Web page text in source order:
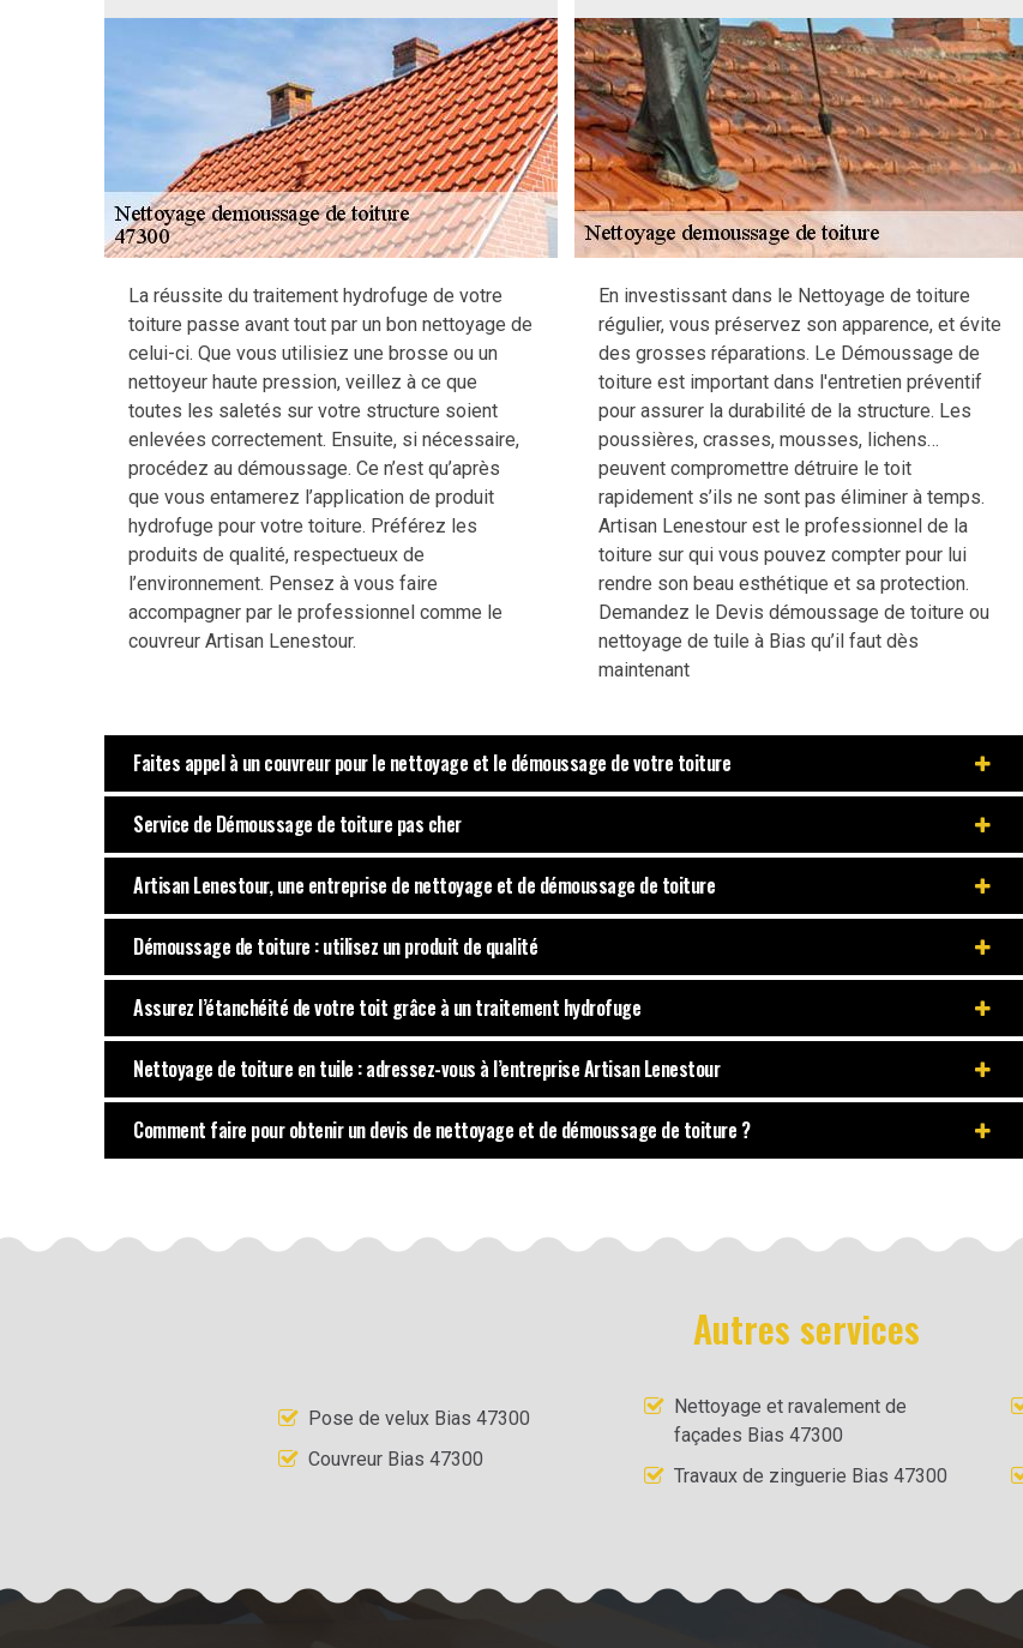
La réussite du traitement hydrofuge de votre
toiture passe avant tout par un bon nettoyage de
celui-ci. Que vous utilisiez une brosse ou un
nettoyeur haute pression, veillez à ce que
toutes les saletés sur votre structure soient
enlevées correctement. Ensuite, si nécessaire,
procédez au démoussage. Ce n’est qu’après
que vous entamerez l’application de produit
hydrofuge pour votre toiture. Préférez les
produits de qualité, respectueux de
l’environnement. Pensez à vous faire
accompagner par le professionnel comme le
couvreur Artisan Lenestour.
En investissant dans le Nettoyage de toiture
régulier, vous préservez son apparence, et évite
des grosses réparations. Le Démoussage de
toiture est important dans l'entretien préventif
pour assurer la durabilité de la structure. Les
poussières, crasses, mousses, lichens…
peuvent compromettre détruire le toit
rapidement s’ils ne sont pas éliminer à temps.
Artisan Lenestour est le professionnel de la
toiture sur qui vous pouvez compter pour lui
rendre son beau esthétique et sa protection.
Demandez le Devis démoussage de toiture ou
nettoyage de tuile à Bias qu’il faut dès
maintenant
Faites appel à un couvreur pour le nettoyage et le démoussage de votre toiture
Service de Démoussage de toiture pas cher
Artisan Lenestour, une entreprise de nettoyage et de démoussage de toiture
Démoussage de toiture : utilisez un produit de qualité
Assurez l’étanchéité de votre toit grâce à un traitement hydrofuge
Nettoyage de toiture en tuile : adressez-vous à l’entreprise Artisan Lenestour
Comment faire pour obtenir un devis de nettoyage et de démoussage de toiture ?
Autres services
Pose de velux Bias 47300
Couvreur Bias 47300
Nettoyage et ravalement de
façades Bias 47300
Travaux de zinguerie Bias 47300